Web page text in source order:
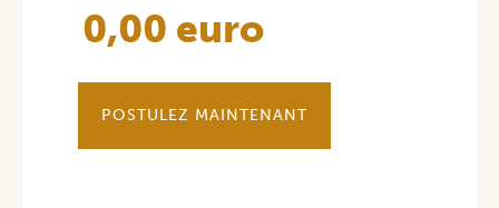
POSTULEZ MAINTENANT